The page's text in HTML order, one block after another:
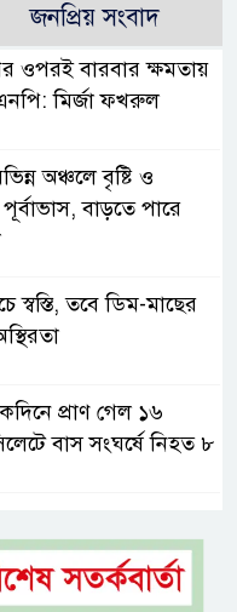
জনপ্রিয় সংবাদ
ওপরই বারবার ক্ষমতায়
মির্জা ফখরুল
অঞ্চলে বৃষ্টি ও
পূর্বাভাস, বাড়তে পারে
স্বস্তি, তবে ডিম-মাছের
প্রাণ গেল ১৬
বাস সংঘর্ষে নিহত ৮